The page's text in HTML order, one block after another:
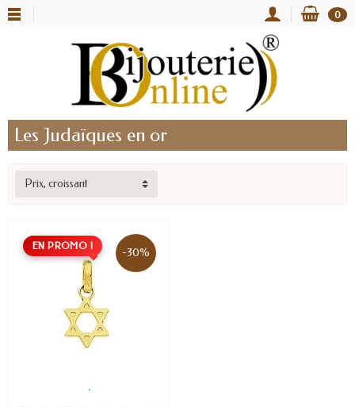
0
Les Judaïques en or
Prix, croissant
EN PROMO ! -30%
.